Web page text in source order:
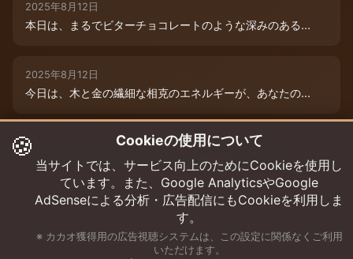
2025年8月12日
本日は、まるでビターチョコレートのような深みのある...
2025年8月12日
今日は、木と金の繊細な相克のエネルギーが、あなたの...
2025年8月9日
今日は、あなたの木のエネルギーが最高潮！まるでダー...
🍪 Cookieの使用について
当サイトでは、サービス向上のためにCookieを使用し
ています。また、Google AnalyticsやGoogle
AdSenseによる分析・広告配信にもCookieを利用しま
す。
※ カカオ獲得用の広告視聴システムは、この設定に関係なくご利用
いただけます。